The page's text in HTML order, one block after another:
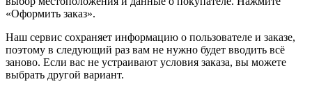
«Оформить заказ».
Наш сервис сохраняет информацию о пользователе и заказе,
поэтому в следующий раз вам не нужно будет вводить всё
заново. Если вас не устраивают условия заказа, вы можете
выбрать другой вариант.